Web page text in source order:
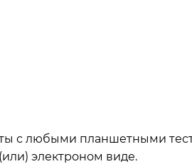
с любыми планшетными
электроном виде.